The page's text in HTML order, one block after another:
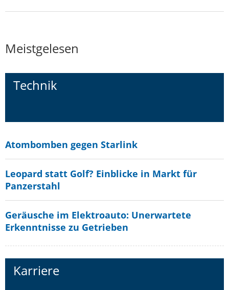
Meistgelesen
Technik
Atombomben gegen Starlink
Leopard statt Golf? Einblicke in Markt für
Panzerstahl
Geräusche im Elektroauto: Unerwartete
Erkenntnisse zu Getrieben
Karriere